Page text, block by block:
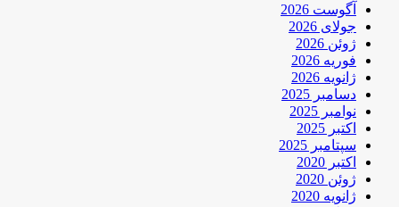
آگوست 2026
جولای 2026
ژوئن 2026
فوریه 2026
ژانویه 2026
دسامبر 2025
نوامبر 2025
اکتبر 2025
سپتامبر 2025
اکتبر 2020
ژوئن 2020
ژانویه 2020